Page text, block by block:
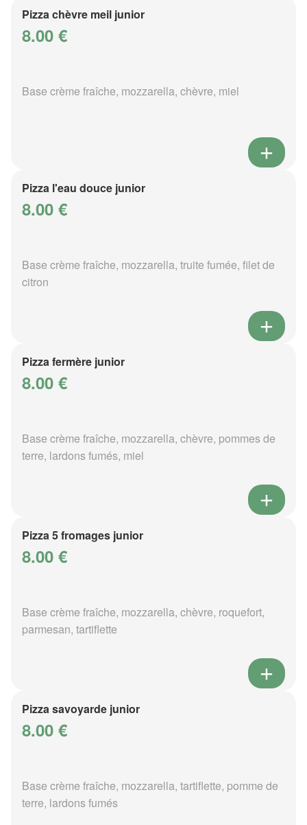
Pizza chèvre meil junior
8.00 €
Base crème fraîche, mozzarella, chèvre, miel
Pizza l'eau douce junior
8.00 €
Base crème fraîche, mozzarella, truite fumée, filet de
citron
Pizza fermère junior
8.00 €
Base crème fraîche, mozzarella, chèvre, pommes de
terre, lardons fumés, miel
Pizza 5 fromages junior
8.00 €
Base crème fraîche, mozzarella, chèvre, roquefort,
parmesan, tartiflette
Pizza savoyarde junior
8.00 €
Base crème fraîche, mozzarella, tartiflette, pomme de
terre, lardons fumés